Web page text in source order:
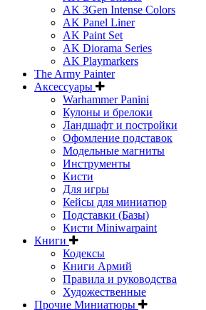
AK 3Gen Intense Colors
AK Panel Liner
AK Paint Set
AK Diorama Series
AK Playmarkers
The Army Painter
Аксессуары
Warhammer Panini
Кулоны и брелоки
Ландшафт и постройки
Офомление подставок
Модельные магниты
Инструменты
Кисти
Для игры
Кейсы для миниатюр
Подставки (Базы)
Кисти Miniwarpaint
Книги
Кодексы
Книги Армий
Правила и руководства
Художественные
Прочие Миниатюры